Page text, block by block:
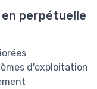
perpétuelle
d'exploitation